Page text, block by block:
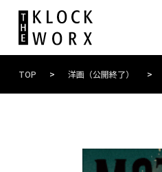
TOP > 洋画（公開終了） >